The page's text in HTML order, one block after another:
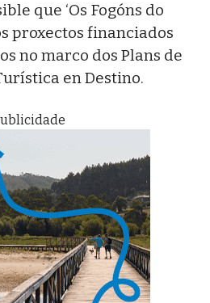
que ‘Os Fogóns do
proxectos financiados
no marco dos Plans de
en Destino.